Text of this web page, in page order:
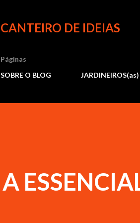
CANTEIRO DE IDEIAS
Páginas
SOBRE O BLOG
JARDINEIROS(as)
A